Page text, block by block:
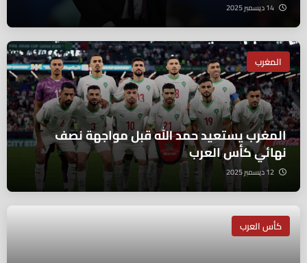
المغرب
المغرب يستعيد حمد الله قبل مواجهة نصف
نهائي كأس العرب
كأس العرب